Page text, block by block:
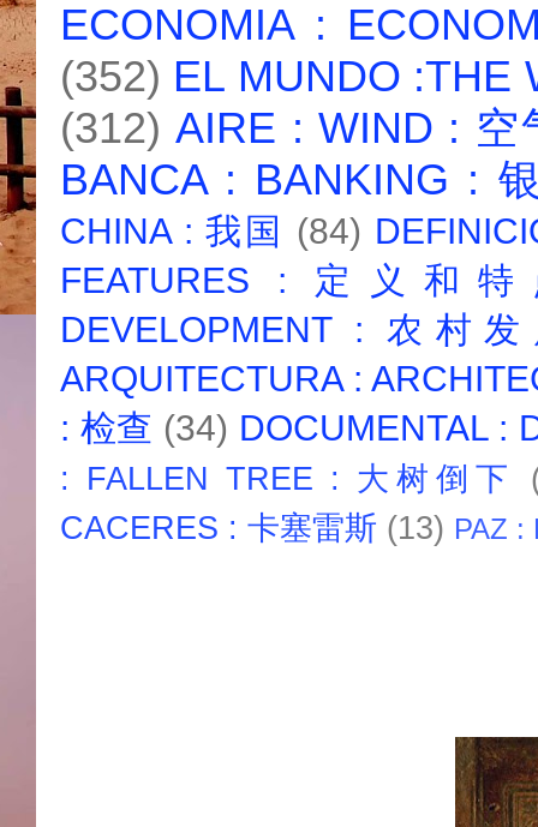
ECONOMIA :
(352) EL MUNDO :THE
(312) AIRE : WIND : 空
BANCA : BANKING :
CHINA : 我国 (84)
FEATURES : 定义和
DEVELOPMENT : 农村
ARQUITECTURA :
: 检查 (34) DOCUMENTAL :
: FALLEN TREE : 大树倒下
CACERES : 卡塞雷斯 (13) PAZ :